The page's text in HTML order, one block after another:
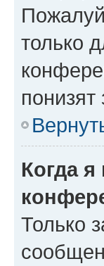
только
Когда
Только